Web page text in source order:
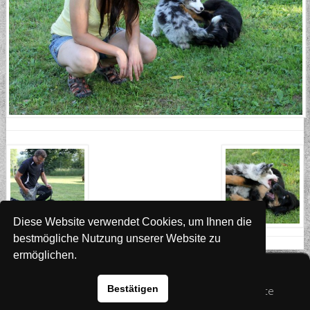
© 2026 Australian Shepherd - Hovawart - Zuchtstätte
Diese Website verwendet Cookies, um Ihnen die
bestmögliche Nutzung unserer Website zu
ermöglichen.
Bestätigen